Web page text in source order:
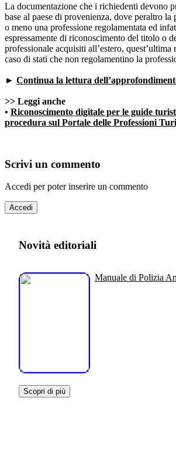
La documentazione che i richiedenti devono
base al paese di provenienza, dove peraltro la
o meno una professione regolamentata ed
espressamente di riconoscimento del titolo o
professionale acquisiti all’estero,
caso di stati che non regolamentino la
► Continua la lettura
>> Leggi anche
• Riconoscimento digitale per le guide
procedura sul Portale delle Professioni
Scrivi un commento
Accedi per poter inserire un commento
Accedi
Novità editoriali
Manuale di Polizia
Scopri di più